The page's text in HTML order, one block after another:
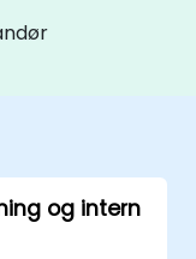
og intern